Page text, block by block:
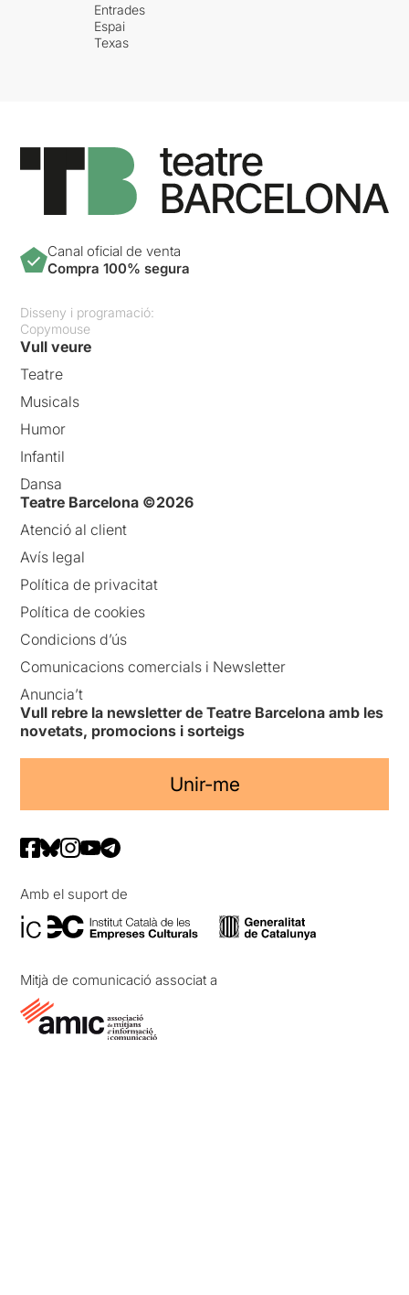
Entrades
Espai
Texas
Canal oficial de venta
Compra 100% segura
Disseny i programació:
Copymouse
Vull veure
Teatre
Musicals
Humor
Infantil
Dansa
Teatre Barcelona ©2026
Atenció al client
Avís legal
Política de privacitat
Política de cookies
Condicions d’ús
Comunicacions comercials i Newsletter
Anuncia’t
Vull rebre la newsletter de Teatre Barcelona amb les
novetats, promocions i sorteigs
Unir-me
Amb el suport de
Mitjà de comunicació associat a